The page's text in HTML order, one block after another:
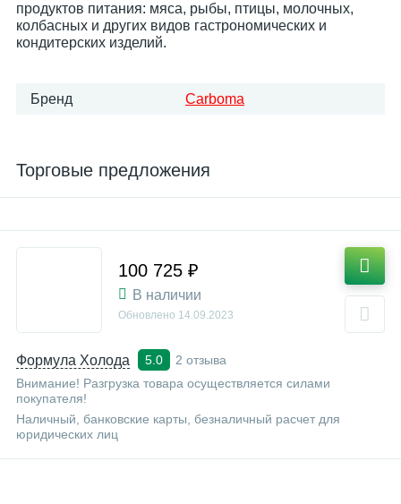
продуктов питания: мяса, рыбы, птицы, молочных,
колбасных и других видов гастрономических и
кондитерских изделий.
Бренд Carboma
Торговые предложения
Формула Холода 5.0
2 отзыва
Внимание! Разгрузка товара осуществляется силами
покупателя!
Наличный, банковские карты, безналичный расчет для
юридических лиц
100 725 ₽
В наличии
Обновлено 14.09.2023